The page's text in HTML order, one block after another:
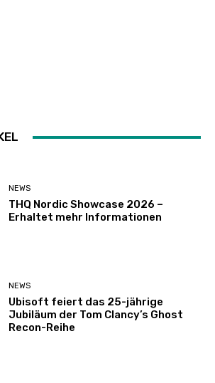
NEWS
THQ Nordic Showcase 2026 –
Erhaltet mehr Informationen
NEWS
Ubisoft feiert das 25-jährige
Jubiläum der Tom Clancy’s Ghost
Recon-Reihe